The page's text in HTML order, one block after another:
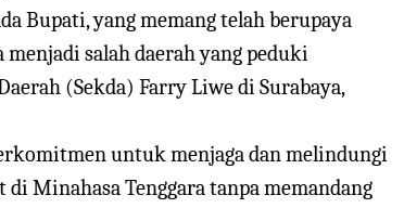
Bupati, yang memang telah berupaya
salah daerah yang peduki
(Sekda) Farry Liwe di Surabaya,
untuk menjaga dan melindungi
Minahasa Tenggara tanpa memandang